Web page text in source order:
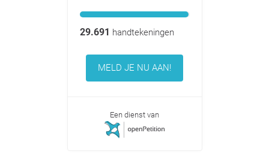
29.691 handtekeningen
MELD JE NU AAN!
Een dienst van